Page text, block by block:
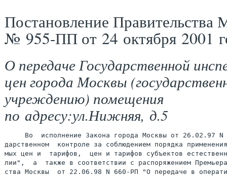
Постановление Правительства
№ 955-ПП от 24 октября 2001
О передаче Государственной
цен города Москвы
учреждению) помещения
по адресу:ул.Нижняя, д.5
Во  исполнение Закона города Москвы от 26.02.97 N
дарственном  контроле за соблюдением порядка
мых цен и  тарифов,  цен и тарифов субъектов
лии",  а  также в соответствии с распоряжением
ства Москвы  от 22.06.98 N 660-РП "О передаче в